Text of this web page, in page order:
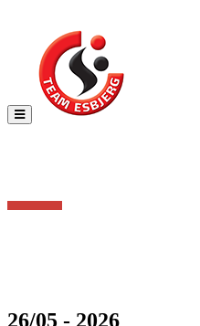
Toggle
navigation
26/05 - 2026